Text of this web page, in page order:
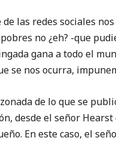
las redes sociales
no ¿eh? -que
gana a todo el
se nos ocurra,
de lo que se
desde el señor
En este caso, el